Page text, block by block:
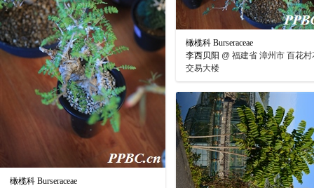
橄榄科 Burseraceae
橄榄科 Burseraceae
李西贝阳 @ 福建省 漳州市 百花村
交易大楼